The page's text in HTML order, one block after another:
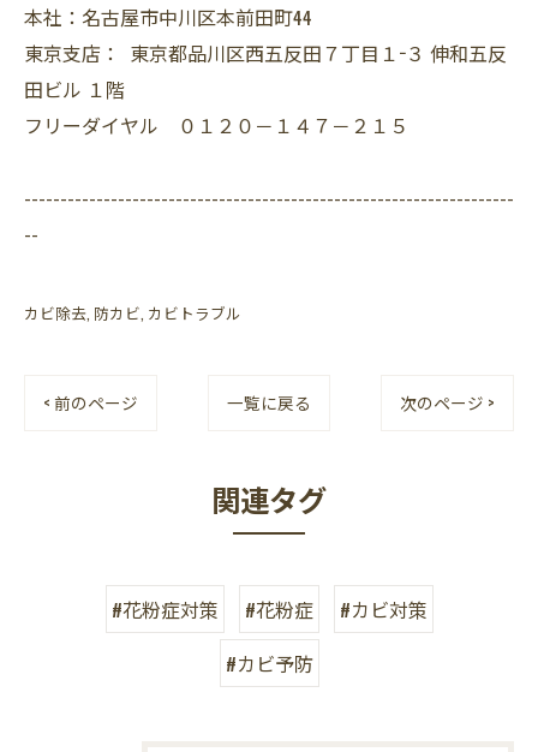
本社：名古屋市中川区本前田町44
東京支店： 東京都品川区西五反田７丁目１−３ 伸和五反
田ビル １階
フリーダイヤル ０１２０－１４７－２１５
--------------------------------------------------------------------
--
カビ除去 防カビ カビトラブル
< 前のページ 一覧に戻る 次のページ >
関連タグ
#花粉症対策 #花粉症
#カビ対策
#カビ予防